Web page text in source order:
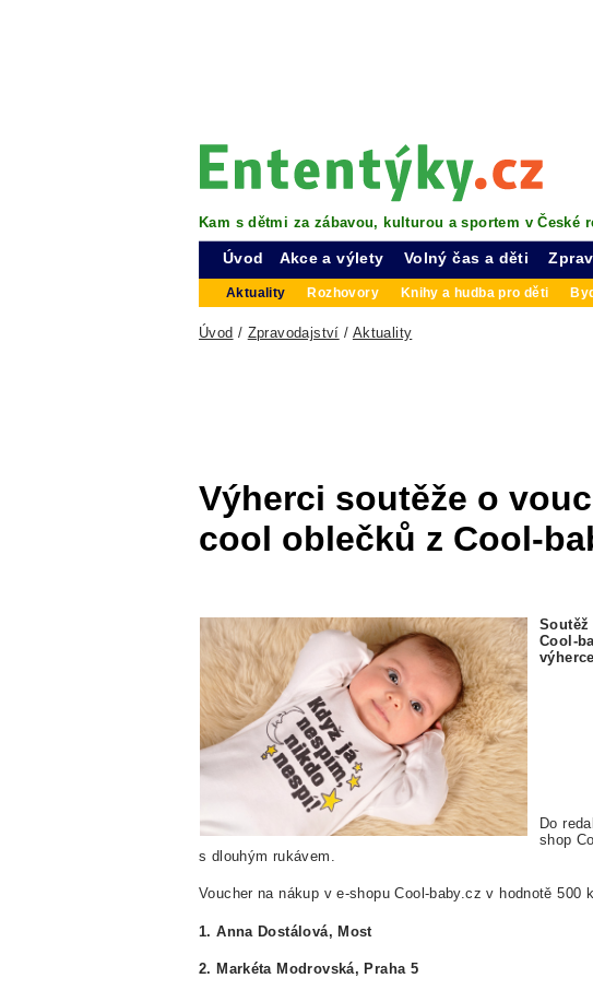
Kam s dětmi za zábavou, kulturou a sportem v České
Úvod Akce a výlety Volný čas a děti
Aktuality Rozhovory Knihy a hudba pro děti
Úvod / Zpravodajství / Aktuality
Výherci soutěže o
cool oblečků z Cool-
Cool-
Do
shop
s dlouhým rukávem.
Voucher na nákup v e-shopu Cool-baby.cz v hodnotě 500
1. Anna Dostálová, Most
2. Markéta Modrovská, Praha 5